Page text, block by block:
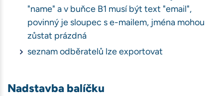
"name" a v buňce B1 musí být text "email",
povinný je sloupec s e-mailem, jména mohou
zůstat prázdná
seznam odběratelů lze exportovat
Nadstavba balíčku